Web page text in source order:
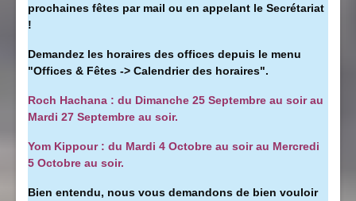
prochaines fêtes par mail ou en appelant le Secrétariat
!
Demandez les horaires des offices depuis le menu
"Offices & Fêtes -> Calendrier des horaires".
Roch Hachana : du Dimanche 25 Septembre au soir au
Mardi 27 Septembre au soir.
Yom Kippour : du Mardi 4 Octobre au soir au Mercredi
5 Octobre au soir.
Bien entendu, nous vous demandons de bien vouloir